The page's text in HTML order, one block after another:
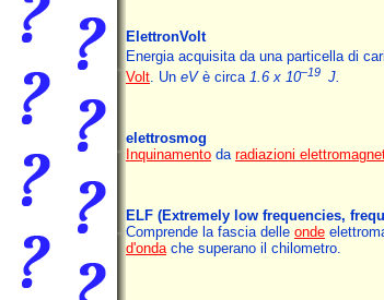
ElettronVolt
Energia acquisita da una particella di
Volt. Un eV è circa 1.6 x 10–19 J.
elettrosmog
Inquinamento da radiazioni
ELF (Extremely low frequencies,
Comprende la fascia delle onde
d'ondache superano il chilometro.